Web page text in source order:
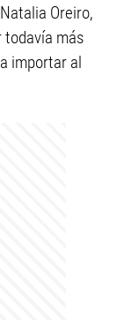
Oreiro,
todavía más
importar al